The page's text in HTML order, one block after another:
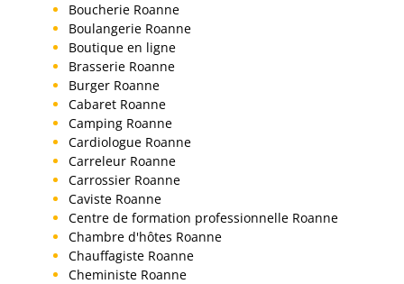
Boucherie Roanne
Boulangerie Roanne
Boutique en ligne
Brasserie Roanne
Burger Roanne
Cabaret Roanne
Camping Roanne
Cardiologue Roanne
Carreleur Roanne
Carrossier Roanne
Caviste Roanne
Centre de formation professionnelle Roanne
Chambre d'hôtes Roanne
Chauffagiste Roanne
Cheministe Roanne